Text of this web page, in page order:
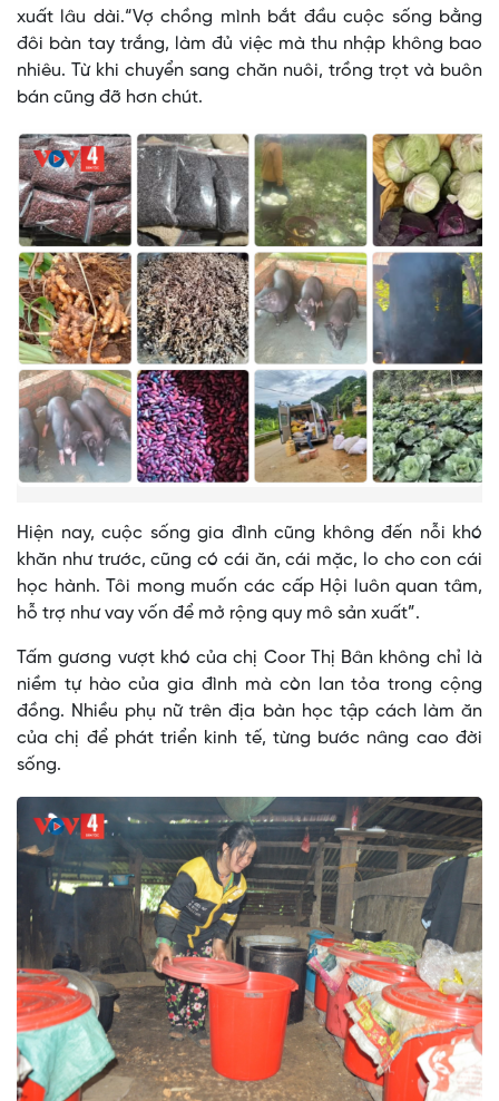
xuất lâu dài.“Vợ chồng mình bắt đầu cuộc sống bằng
đôi bàn tay trắng, làm đủ việc mà thu nhập không bao
nhiêu. Từ khi chuyển sang chăn nuôi, trồng trọt và buôn
bán cũng đỡ hơn chút.
Hiện nay, cuộc sống gia đình cũng không đến nỗi khó
khăn như trước, cũng có cái ăn, cái mặc, lo cho con cái
học hành. Tôi mong muốn các cấp Hội luôn quan tâm,
hỗ trợ như vay vốn để mở rộng quy mô sản xuất”.
Tấm gương vượt khó của chị Coor Thị Bân không chỉ là
niềm tự hào của gia đình mà còn lan tỏa trong cộng
đồng. Nhiều phụ nữ trên địa bàn học tập cách làm ăn
của chị để phát triển kinh tế, từng bước nâng cao đời
sống.